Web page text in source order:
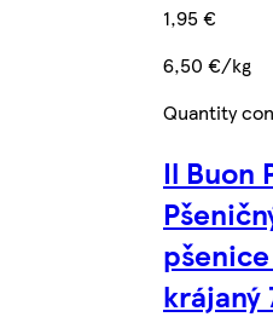
1,95 €
6,50 €/kg
Quantity
Il Buon
krájaný